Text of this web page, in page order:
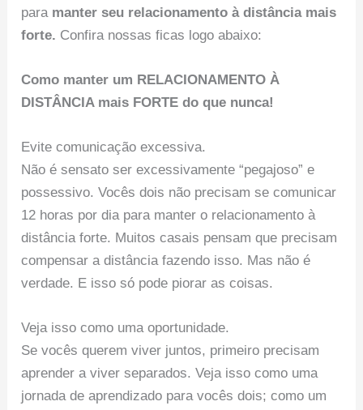
para manter seu relacionamento à distância mais
forte. Confira nossas ficas logo abaixo:
Como manter um RELACIONAMENTO À
DISTÂNCIA mais FORTE do que nunca!
Evite comunicação excessiva.
Não é sensato ser excessivamente “pegajoso” e
possessivo. Vocês dois não precisam se comunicar
12 horas por dia para manter o relacionamento à
distância forte. Muitos casais pensam que precisam
compensar a distância fazendo isso. Mas não é
verdade. E isso só pode piorar as coisas.
Veja isso como uma oportunidade.
Se vocês querem viver juntos, primeiro precisam
aprender a viver separados. Veja isso como uma
jornada de aprendizado para vocês dois; como um